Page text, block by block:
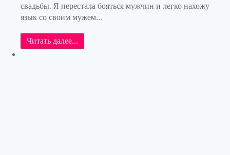
свадьбы. Я перестала бояться мужчин и легко нахожу
язык со своим мужем...
Читать далее...